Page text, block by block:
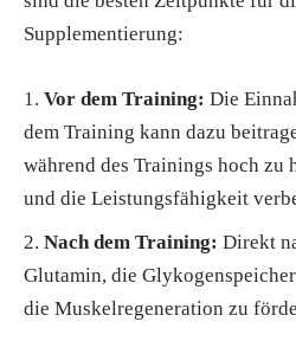
Supplementierung:
Vor dem Training: Die
dem Training kann dazu
während des Trainings hoch zu
und die Leistungsfähigkeit
Nach dem Training: Direkt
Glutamin, die
die Muskelregeneration zu